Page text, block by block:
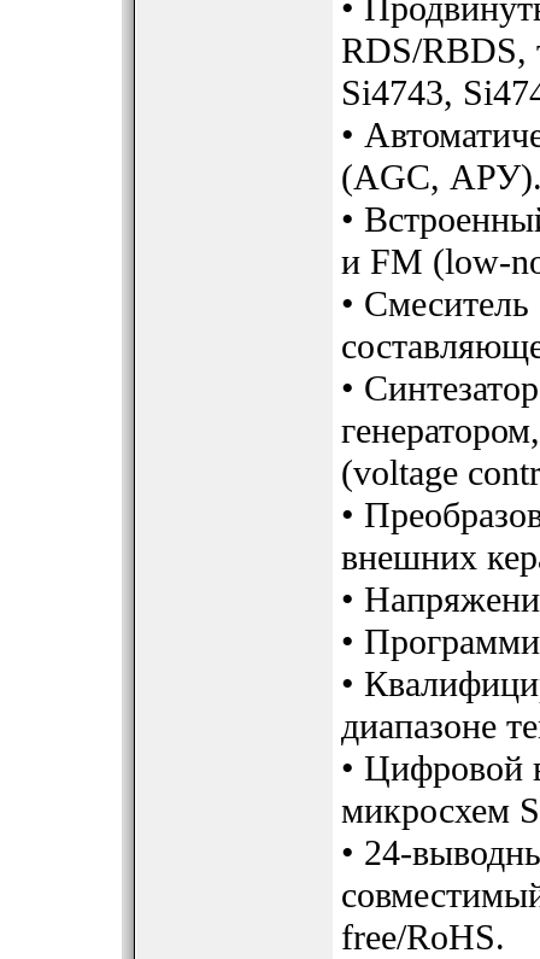
•
RDS/RBDS,
Si4743,
•
(AGC,
•
и FM (low-
•
•
(voltage
•
внешних
•
•
•
диапазоне
• Цифровой
микросхем
• 24-
free/RoHS.